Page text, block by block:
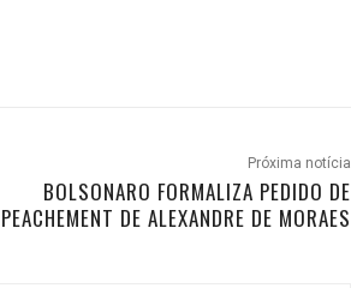
Próxima notícia
BOLSONARO FORMALIZA PEDIDO DE
DE ALEXANDRE DE MORAES